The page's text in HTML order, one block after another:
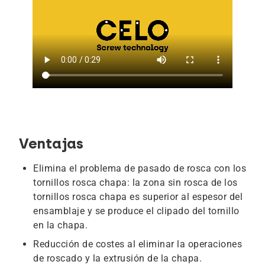
Ventajas
Elimina el problema de pasado de rosca con los
tornillos rosca chapa: la zona sin rosca de los
tornillos rosca chapa es superior al espesor del
ensamblaje y se produce el clipado del tornillo
en la chapa.
Reducción de costes al eliminar la operaciones
de roscado y la extrusión de la chapa.